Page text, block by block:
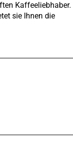
Kaffeeliebhaber.
sie Ihnen die